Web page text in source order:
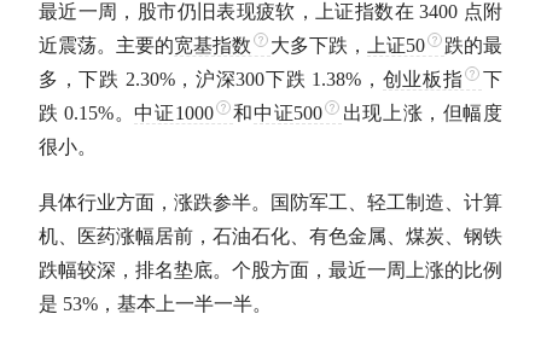
最近一周，股市仍旧表现疲软，上证指数在 3400 点附
近震荡。主要的宽基指数 大多下跌， 上证50
跌的最
多，下跌 2.30%， 沪深300下跌 1.38%， 创业板指
下
跌 0.15%。中证1000 和中证500
出现上涨，但幅度
很小。
具体行业方面，涨跌参半。国防军工、轻工制造、计算
机、医药涨幅居前，石油石化、有色金属、煤炭、钢铁
跌幅较深，排名垫底。个股方面，最近一周上涨的比例
是 53%，基本上一半一半。